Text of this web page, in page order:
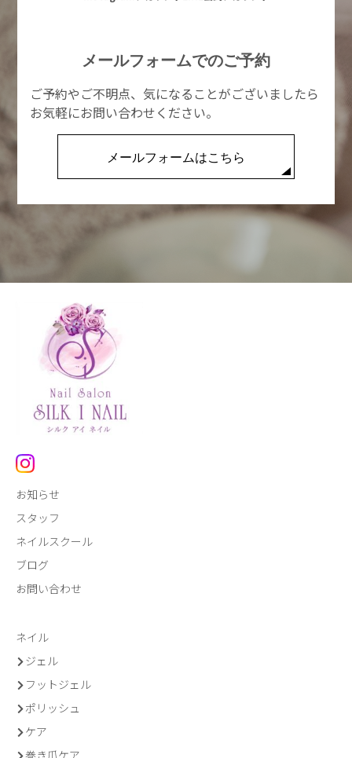
メールフォームでのご予約
ご予約やご不明点、気になることがございましたら
お気軽にお問い合わせください。
メールフォームはこちら
お知らせ
スタッフ
ネイルスクール
ブログ
お問い合わせ
ネイル
ジェル
フットジェル
ポリッシュ
ケア
巻き爪ケア